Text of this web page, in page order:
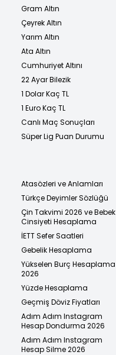
Gram Altın
Çeyrek Altın
Yarım Altın
Ata Altın
Cumhuriyet Altını
22 Ayar Bilezik
1 Dolar Kaç TL
1 Euro Kaç TL
Canlı Maç Sonuçları
Süper Lig Puan Durumu
Atasözleri ve Anlamları
Türkçe Deyimler Sözlüğü
Çin Takvimi 2026 ve Bebek
Cinsiyeti Hesaplama
İETT Sefer Saatleri
Gebelik Hesaplama
Yükselen Burç Hesaplama
2026
Yüzde Hesaplama
Geçmiş Döviz Fiyatları
Adım Adım Instagram
Hesap Dondurma 2026
Adım Adım Instagram
Hesap Silme 2026